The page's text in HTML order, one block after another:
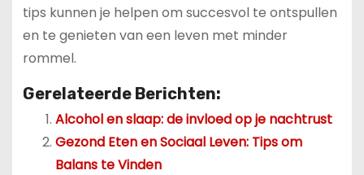
tips kunnen je helpen om succesvol te ontspullen
en te genieten van een leven met minder
rommel.
Gerelateerde Berichten:
Alcohol en slaap: de invloed op je nachtrust
Gezond Eten en Sociaal Leven: Tips om
Balans te Vinden